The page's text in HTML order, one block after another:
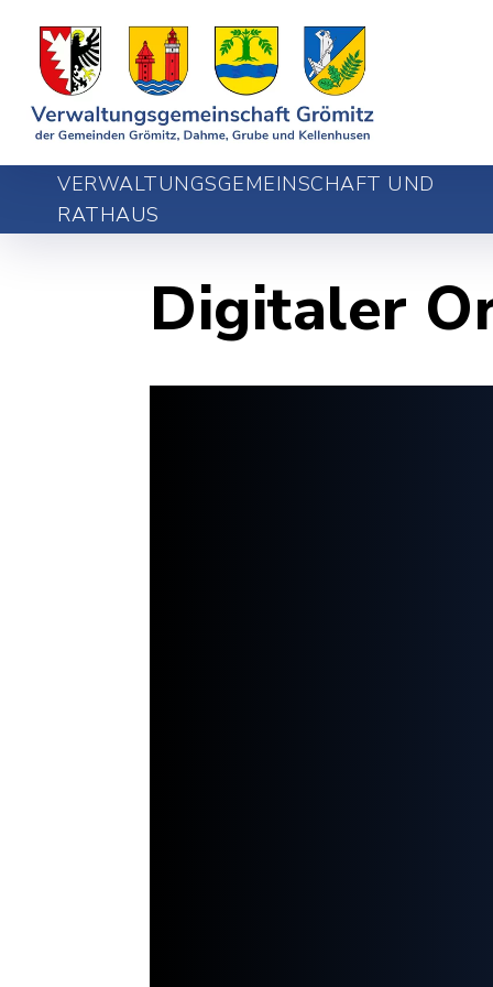
VERWALTUNGSGEMEINSCHAFT UND
RATHAUS
Digitaler